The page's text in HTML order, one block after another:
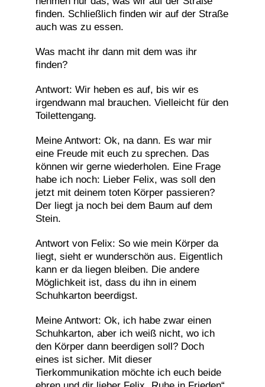
finden. Schließlich finden wir auf der Straße
auch was zu essen.
Was macht ihr dann mit dem was ihr
finden?
Antwort: Wir heben es auf, bis wir es
irgendwann mal brauchen. Vielleicht für den
Toilettengang.
Meine Antwort: Ok, na dann. Es war mir
eine Freude mit euch zu sprechen. Das
können wir gerne wiederholen. Eine Frage
habe ich noch: Lieber Felix, was soll den
jetzt mit deinem toten Körper passieren?
Der liegt ja noch bei dem Baum auf dem
Stein.
Antwort von Felix: So wie mein Körper da
liegt, sieht er wunderschön aus. Eigentlich
kann er da liegen bleiben. Die andere
Möglichkeit ist, dass du ihn in einem
Schuhkarton beerdigst.
Meine Antwort: Ok, ich habe zwar einen
Schuhkarton, aber ich weiß nicht, wo ich
den Körper dann beerdigen soll? Doch
eines ist sicher. Mit dieser
Tierkommunikation möchte ich euch beide